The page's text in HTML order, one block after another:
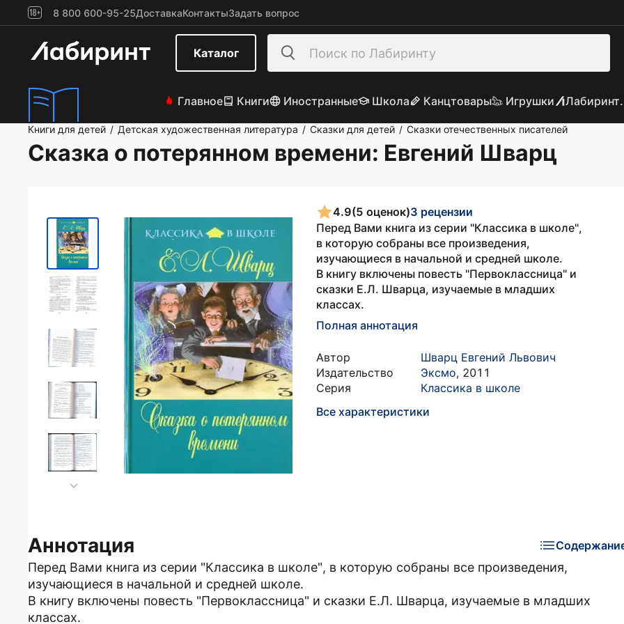
8 800 600-95-25ДоставкаКонтактыЗадать вопрос
Каталог
Главное Книги Иностранные Школа Канцтовары Игрушки
Книги для детей / Детская художественная литература / Сказки для детей / Сказки отечественных писателей
Сказка о потерянном времени: Евгений Шварц
4.9(5 оценок)3 рецензии
Перед Вами книга из серии "Классика в школе",
в которую собраны все произведения,
изучающиеся в начальной и средней школе.
В книгу включены повесть "Первоклассница" и
сказки Е.Л. Шварца, изучаемые в младших
классах.
Полная аннотация
Автор
Шварц Евгений Львович
Издательство
Эксмо, 2011
Серия
Классика в школе
Все характеристики
Аннотация
Перед Вами книга из серии "Классика в школе", в которую собраны все произведения,
изучающиеся в начальной и средней школе.
В книгу включены повесть "Первоклассница" и сказки Е.Л. Шварца, изучаемые в младших
классах.